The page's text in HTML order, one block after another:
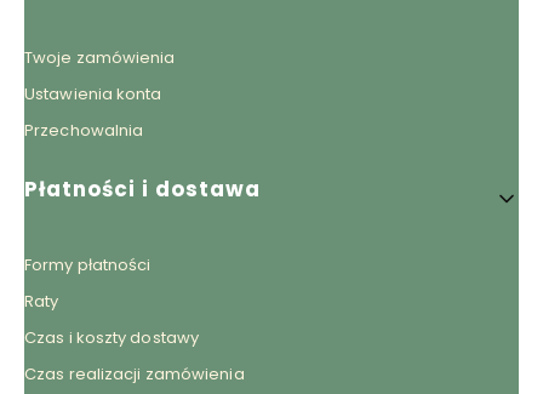
Twoje zamówienia
Ustawienia konta
Przechowalnia
Płatności i dostawa
Formy płatności
Raty
Czas i koszty dostawy
Czas realizacji zamówienia